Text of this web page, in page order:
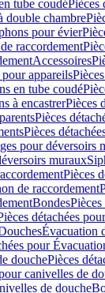
tube coudéPièces
double chambre
pour évier
raccordement
Accessoires
appareils
en tube coudé
à encastrerPièces
Pièces
Pièces
pour déversoirs
muraux
Pièces
de raccordement
Bondes
détachées
Évacuation
pour
douchePièces
canivelles de
de douche